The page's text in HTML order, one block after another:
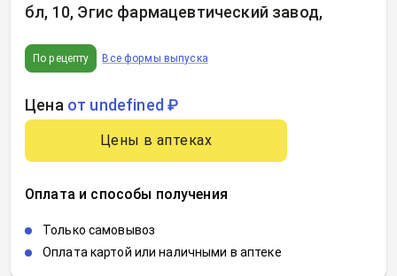
бл, 10, Эгис фармацевтический завод,
По рецепту Все формы выпуска
Цена от undefined ₽
Цены в аптеках
Оплата и способы получения
Только самовывоз
Оплата картой или наличными в аптеке